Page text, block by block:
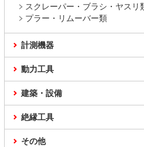
スクレーパー・ブラシ・ヤスリ
プラー・リムーバー類
計測機器
動力工具
建築・設備
絶縁工具
その他